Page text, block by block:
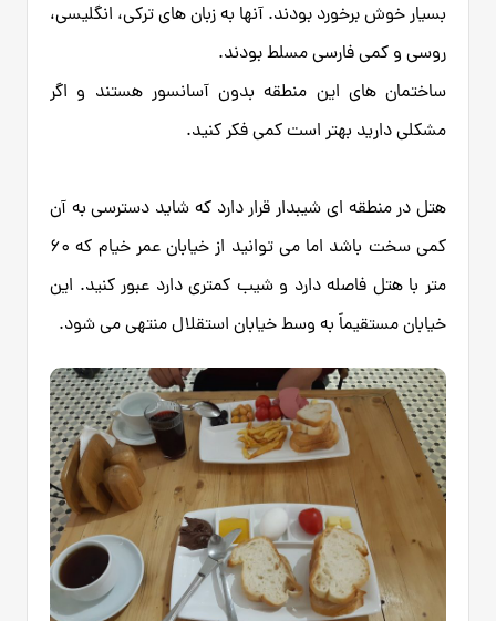
بسیار خوش برخورد بودند. آنها به زبان های ترکی، انگلیسی،
روسی و کمی فارسی مسلط بودند.
ساختمان های این منطقه بدون آسانسور هستند و اگر
مشکلی دارید بهتر است کمی فکر کنید.
هتل در منطقه ای شیبدار قرار دارد که شاید دسترسی به آن
کمی سخت باشد اما می توانید از خیابان عمر خیام که 60
متر با هتل فاصله دارد و شیب کمتری دارد عبور کنید. این
خیابان مستقیماً به وسط خیابان استقلال منتهی می شود.